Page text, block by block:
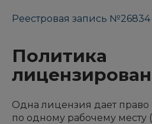
Реестровая запись №26834
Политика
Одна лицензия дает право
по одному рабочему месту